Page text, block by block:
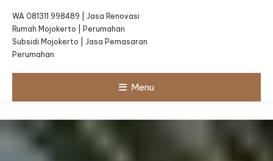
WA 081311 998489 | Jasa Renovasi
Rumah Mojokerto | Perumahan
Subsidi Mojokerto | Jasa Pemasaran
Perumahan
Menu